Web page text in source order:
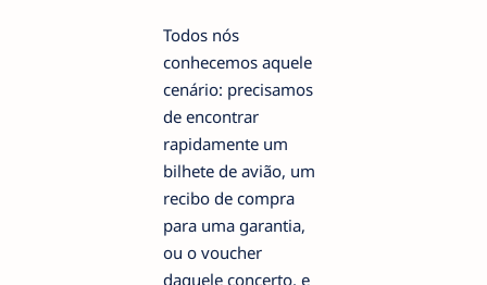
Todos nós
conhecemos aquele
cenário: precisamos
de encontrar
rapidamente um
bilhete de avião, um
recibo de compra
para uma garantia,
ou o voucher
daquele concerto, e